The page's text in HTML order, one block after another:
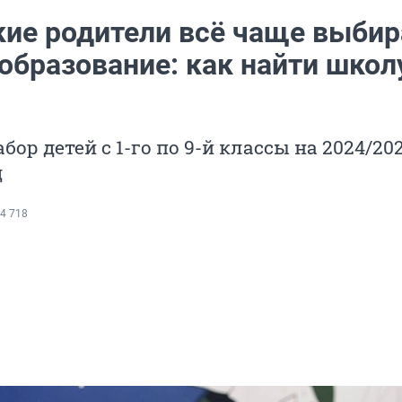
родители всё чаще
как найти
детей с 1-го по 9-й классы на 2024/
4 718